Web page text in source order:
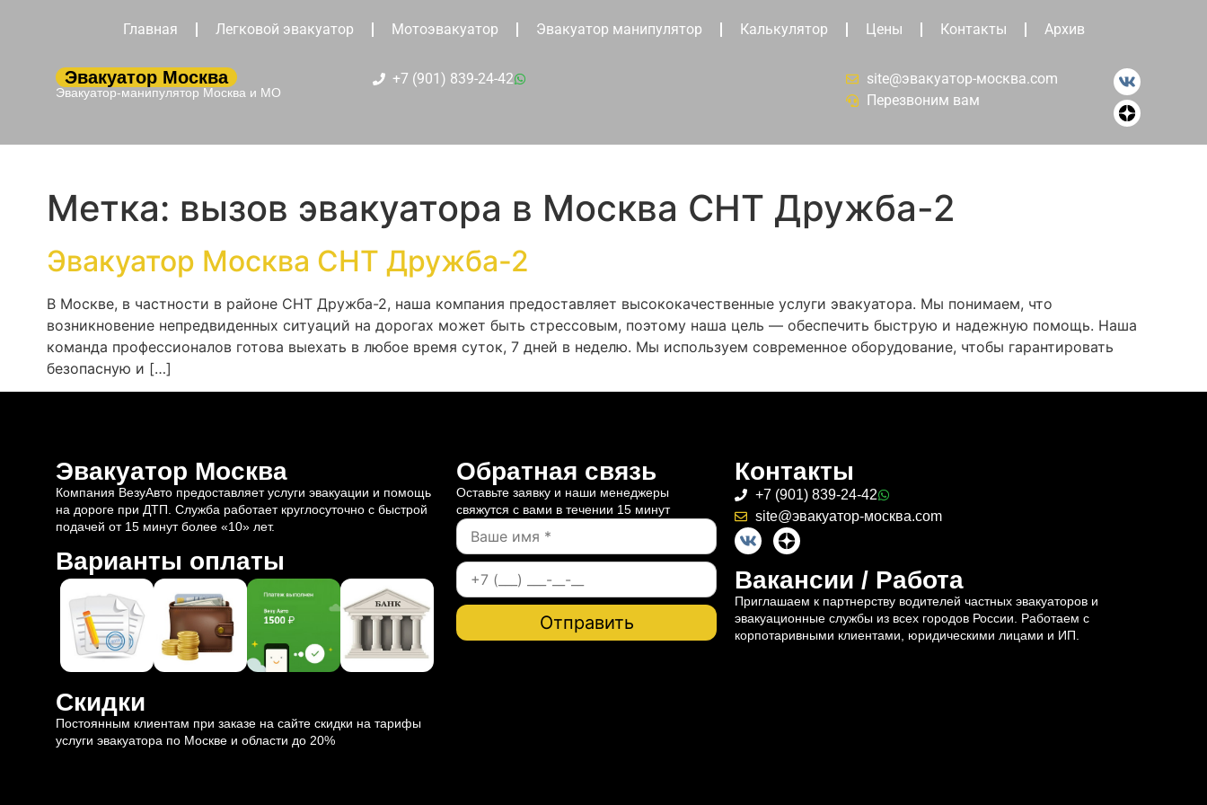
Главная Легковой эвакуатор Мотоэвакуатор Эвакуатор манипулятор Калькулятор Цены Контакты Архив
Эвакуатор Москва
Эвакуатор-манипулятор Москва и МО
+7 (901) 839-24-42
site@эвакуатор-москва.com
Перезвоним вам
Метка: вызов эвакуатора в Москва СНТ Дружба-2
Эвакуатор Москва СНТ Дружба-2
В Москве, в частности в районе СНТ Дружба-2, наша компания предоставляет высококачественные услуги эвакуатора. Мы понимаем, что
возникновение непредвиденных ситуаций на дорогах может быть стрессовым, поэтому наша цель — обеспечить быструю и надежную помощь. Наша
команда профессионалов готова выехать в любое время суток, 7 дней в неделю. Мы используем современное оборудование, чтобы гарантировать
безопасную и […]
Эвакуатор Москва
Компания ВезуАвто предоставляет услуги эвакуации и помощь
на дороге при ДТП. Служба работает круглосуточно с быстрой
подачей от 15 минут более «10» лет.
Варианты оплаты
Скидки
Постоянным клиентам при заказе на сайте скидки на тарифы
услуги эвакуатора по Москве и области до 20%
Обратная связь
Оставьте заявку и наши менеджеры
свяжутся с вами в течении 15 минут
Контакты
+7 (901) 839-24-42
site@эвакуатор-москва.com
Вакансии / Работа
Приглашаем к партнерству водителей частных эвакуаторов и
эвакуационные службы из всех городов России. Работаем с
корпотаривными клиентами, юридическими лицами и ИП.